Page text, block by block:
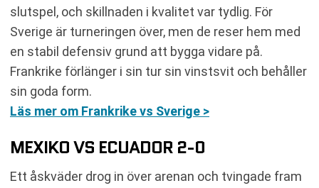
slutspel, och skillnaden i kvalitet var tydlig. För
Sverige är turneringen över, men de reser hem med
en stabil defensiv grund att bygga vidare på.
Frankrike förlänger i sin tur sin vinstsvit och behåller
sin goda form.
Läs mer om Frankrike vs Sverige >
MEXIKO VS ECUADOR 2-0
Ett åskväder drog in över arenan och tvingade fram